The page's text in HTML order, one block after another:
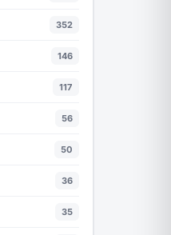
352
146
117
56
50
36
35